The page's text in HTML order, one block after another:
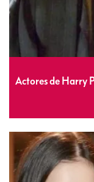
Actores de Harry